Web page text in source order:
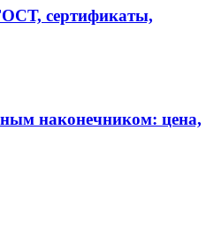
сертификаты,
наконечником: цена,